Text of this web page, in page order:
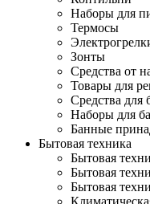
Наборы для
Термосы
Зонты
Средства от
Товары для
Средства для
Наборы для
Банные
Бытовая техника
Бытовая
Бытовая
Бытовая